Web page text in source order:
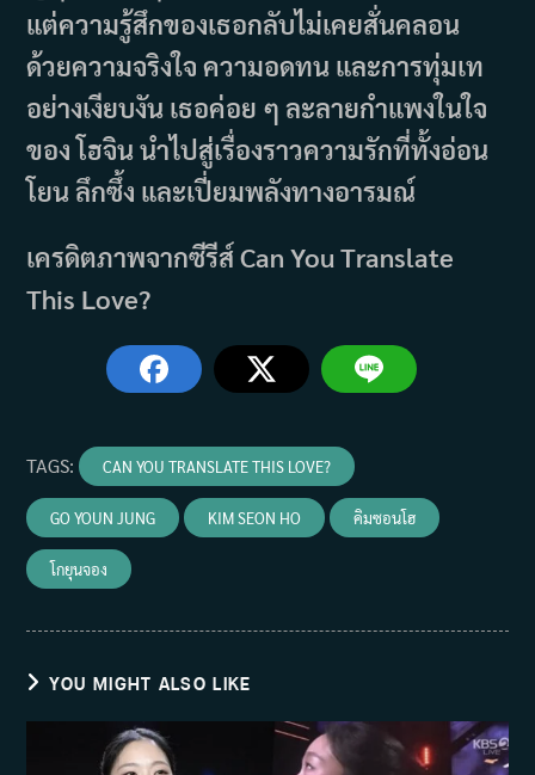
แต่ความรู้สึกของเธอกลับไม่เคยสั่นคลอน
ด้วยความจริงใจ ความอดทน และการทุ่มเท
อย่างเงียบงัน เธอค่อย ๆ ละลายกำแพงในใจ
ของ โฮจิน นำไปสู่เรื่องราวความรักที่ทั้งอ่อน
โยน ลึกซึ้ง และเปี่ยมพลังทางอารมณ์
เครดิตภาพจากซีรีส์ Can You Translate
This Love?
TAGS: CAN YOU TRANSLATE THIS LOVE?
GO YOUN JUNG KIM SEON HO คิมซอนโฮ
โกยุนจอง
YOU MIGHT ALSO LIKE